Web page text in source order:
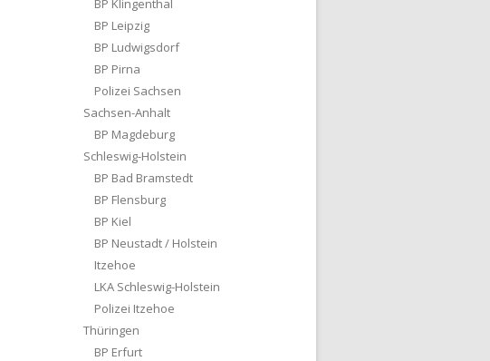
BP Leipzig
BP Ludwigsdorf
BP Pirna
Polizei Sachsen
Sachsen-Anhalt
BP Magdeburg
Schleswig-Holstein
BP Bad Bramstedt
BP Flensburg
BP Kiel
BP Neustadt / Holstein
Itzehoe
LKA Schleswig-Holstein
Polizei Itzehoe
Thüringen
BP Erfurt